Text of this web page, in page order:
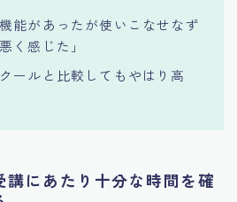
機能があったが使いこなせなず
く感じた」
クールと比較してもやはり高
にあたり十分な時間を確